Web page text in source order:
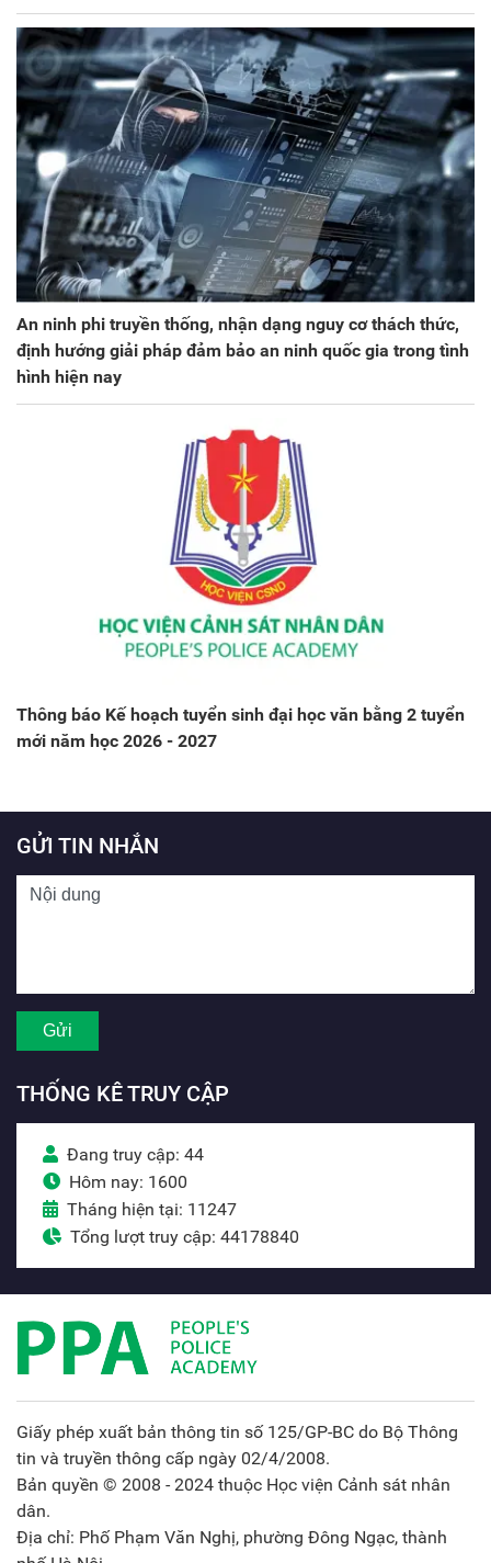
An ninh phi truyền thống, nhận dạng nguy cơ thách thức,
định hướng giải pháp đảm bảo an ninh quốc gia trong tình
hình hiện nay
Thông báo Kế hoạch tuyển sinh đại học văn bằng 2 tuyển
mới năm học 2026 - 2027
GỬI TIN NHẮN
THỐNG KÊ TRUY CẬP
Đang truy cập: 44
Hôm nay: 1600
Tháng hiện tại: 11247
Tổng lượt truy cập: 44178840
Giấy phép xuất bản thông tin số 125/GP-BC do Bộ Thông
tin và truyền thông cấp ngày 02/4/2008.
Bản quyền © 2008 - 2024 thuộc Học viện Cảnh sát nhân
dân.
Địa chỉ: Phố Phạm Văn Nghị, phường Đông Ngạc, thành